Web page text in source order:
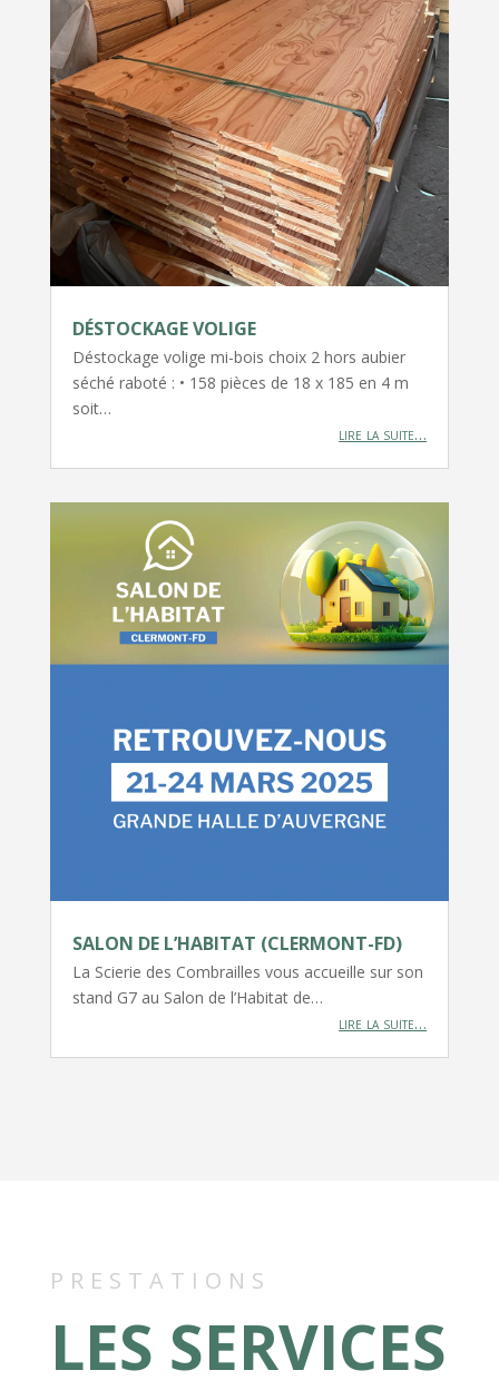
DÉSTOCKAGE VOLIGE
Déstockage volige mi-bois choix 2 hors aubier
séché raboté : • 158 pièces de 18 x 185 en 4 m
soit…
lire la suite…
SALON DE L’HABITAT (CLERMONT-FD)
La Scierie des Combrailles vous accueille sur son
stand G7 au Salon de l’Habitat de…
lire la suite…
PRESTATIONS
LES SERVICES